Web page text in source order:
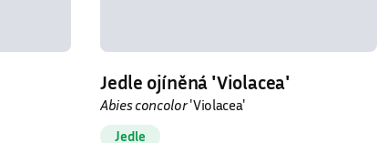
Jedle ojíněná ′Violacea′
Abies concolor